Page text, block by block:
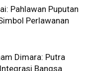
Pahlawan Puputan
Perlawanan
Dimara: Putra
Bangsa